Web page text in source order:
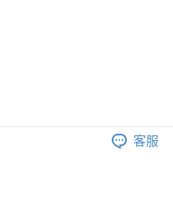
客服